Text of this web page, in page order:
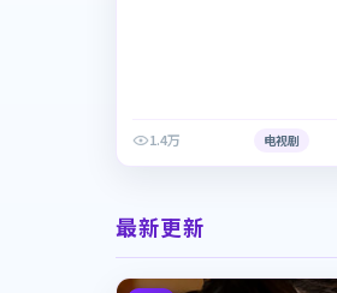
1.4万 电视剧
最新更新